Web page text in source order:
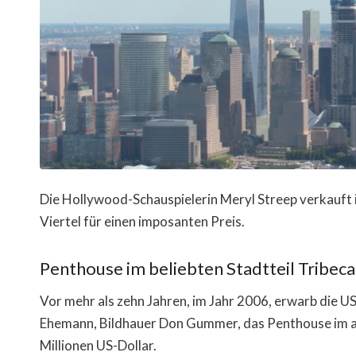
Die Hollywood-Schauspielerin Meryl Streep
Viertel für einen imposanten Preis.
Penthouse im beliebten Stadtteil Tribeca
Vor mehr als zehn Jahren, im Jahr 2006, erwarb die
Ehemann, Bildhauer Don Gummer, das Penthouse
Millionen US-Dollar.